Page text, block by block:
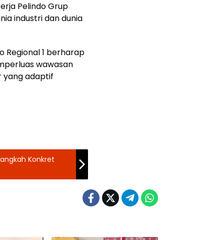
Pelindo Grup
industri dan dunia
Regional 1 berharap
wawasan
yang adaptif
Konkret